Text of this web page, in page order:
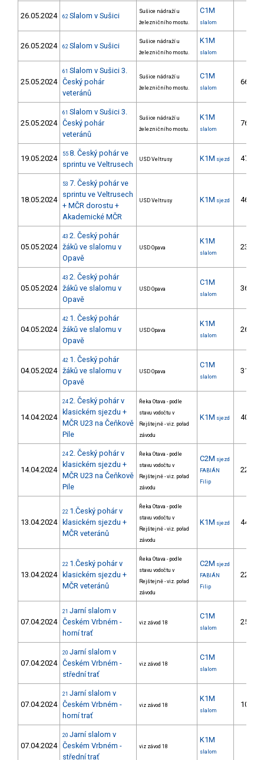
26.05.2024 62 Slalom v Sušici
Sušice nádraží u
železničního mostu.
C1M
slalom
26.05.2024 62 Slalom v Sušici
Sušice nádraží u
železničního mostu.
K1M
slalom
25.05.2024
61 Slalom v Sušici 3.
Český pohár
veteránů
Sušice nádraží u
železničního mostu.
C1M
slalom
66.
25.05.2024
61 Slalom v Sušici 3.
Český pohár
veteránů
Sušice nádraží u
železničního mostu.
K1M
slalom
76.
19.05.2024 55 8. Český pohár ve
sprintu ve Veltrusech
USD Veltrusy K1M sjezd 47.
18.05.2024
53 7. Český pohár ve
sprintu ve Veltrusech
+ MČR dorostu +
Akademické MČR
USD Veltrusy K1M sjezd 46.
05.05.2024
43 2. Český pohár
žáků ve slalomu v
Opavě
USD Opava
K1M
slalom
23.
05.05.2024
43 2. Český pohár
žáků ve slalomu v
Opavě
USD Opava
C1M
slalom
36.
04.05.2024
42 1. Český pohár
žáků ve slalomu v
Opavě
USD Opava
K1M
slalom
26.
04.05.2024
42 1. Český pohár
žáků ve slalomu v
Opavě
USD Opava
C1M
slalom
31.
14.04.2024
24 2. Český pohár v
klasickém sjezdu +
MČR U23 na Čeňkově
Pile
Řeka Otava - podle
stavu vodočtu v
Rejštejně - viz. pořad
závodu
K1M sjezd 40.
14.04.2024
24 2. Český pohár v
klasickém sjezdu +
MČR U23 na Čeňkově
Pile
Řeka Otava - podle
stavu vodočtu v
Rejštejně - viz. pořad
závodu
C2M sjezd
FABIÁN
Filip
22.
13.04.2024
22 1.Český pohár v
klasickém sjezdu +
MČR veteránů
Řeka Otava - podle
stavu vodočtu v
Rejštejně - viz. pořad
závodu
K1M sjezd 44.
13.04.2024
22 1.Český pohár v
klasickém sjezdu +
MČR veteránů
Řeka Otava - podle
stavu vodočtu v
Rejštejně - viz. pořad
závodu
C2M sjezd
FABIÁN
Filip
22.
07.04.2024
21 Jarní slalom v
Českém Vrbném -
horní trať
viz závod 18
C1M
slalom
25.
07.04.2024
20 Jarní slalom v
Českém Vrbném -
střední trať
viz závod 18
C1M
slalom
07.04.2024
21 Jarní slalom v
Českém Vrbném -
horní trať
viz závod 18
K1M
slalom
10.
07.04.2024
20 Jarní slalom v
Českém Vrbném -
střední trať
viz závod 18
K1M
slalom